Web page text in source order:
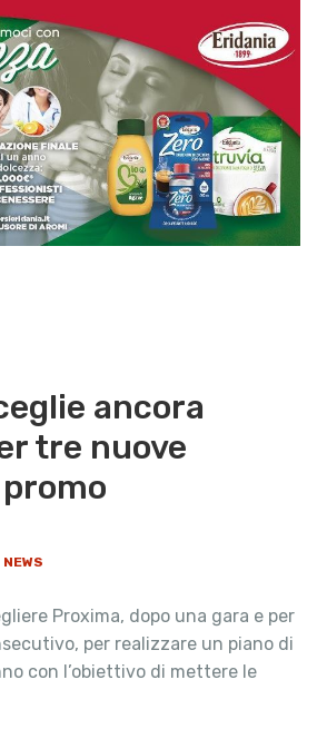
ancora
tre nuove
Proxima, dopo una gara e per
per realizzare un piano di
con l’obiettivo di mettere le